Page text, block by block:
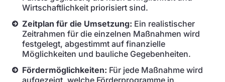
Wirtschaftlichkeit priorisiert sind.
Zeitplan für die Umsetzung: Ein realistischer
Zeitrahmen für die einzelnen Maßnahmen wird
festgelegt, abgestimmt auf finanzielle
Möglichkeiten und bauliche Gegebenheiten.
Fördermöglichkeiten: Für jede Maßnahme wird
aufgezeigt, welche Förderprogramme in